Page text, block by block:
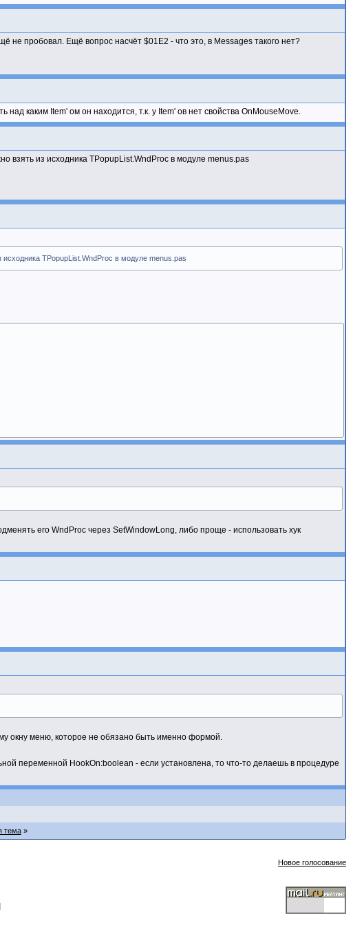
пробовал. Ещё вопрос насчёт $01E2 - что это, в Messages такого нет?
каким Item' ом он находится, т.к. у Item' ов нет свойства OnMouseMove.
взять из исходника TPopupList.WndProc в модуле menus.pas
TPopupList.WndProc в модуле menus.pas
его WndProc через SetWindowLong, либо проще - использовать хук
окну меню, которое не обязано быть именно формой.
переменной HookOn:boolean - если установлена, то что-то делаешь в процедуре
тема
Новое голосование